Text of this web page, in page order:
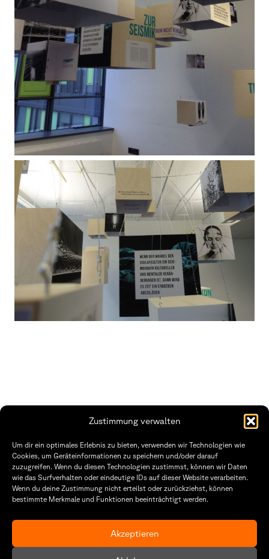
Zustimmung verwalten
Um dir ein optimales Erlebnis zu bieten, verwenden wir Technologien wie
Cookies, um Geräteinformationen zu speichern und/oder darauf
zuzugreifen. Wenn du diesen Technologien zustimmst, können wir Daten
wie das Surfverhalten oder eindeutige IDs auf dieser Website verarbeiten.
Wenn du deine Zustimmung nicht erteilst oder zurückziehst, können
bestimmte Merkmale und Funktionen beeinträchtigt werden.
Akzeptieren
THWS | Fakultät Gestaltung Würzburg
Technische Hochschule
Würzburg-Schweinfurt
Sanderheinrichsleitenweg 20
tel: +49 931 35 11 93 02
Öffnungszeiten Dekanat
Montag – Freitag
8:30 – 12:00
8:30 – 15:30
Datenschutzerklärung